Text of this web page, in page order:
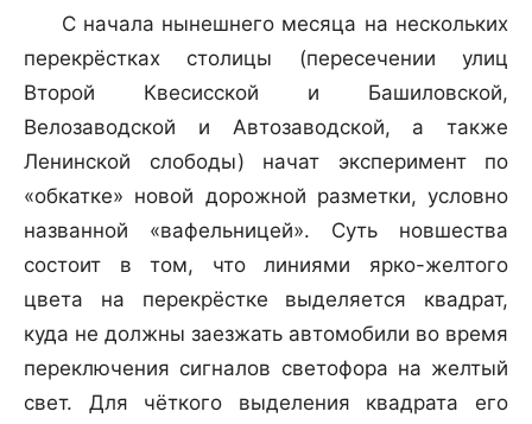
С начала нынешнего месяца на нескольких
перекрёстках столицы (пересечении улиц
Второй Квесисской и Башиловской,
Велозаводской и Автозаводской, а также
Ленинской слободы) начат эксперимент по
«обкатке» новой дорожной разметки, условно
названной «вафельницей». Суть новшества
состоит в том, что линиями ярко-желтого
цвета на перекрёстке выделяется квадрат,
куда не должны заезжать автомобили во время
переключения сигналов светофора на желтый
свет. Для чёткого выделения квадрата его